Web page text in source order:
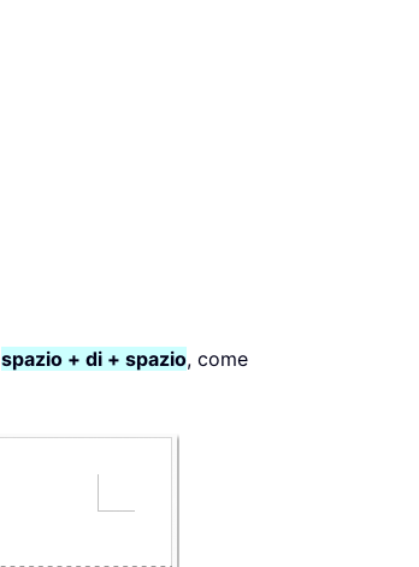
spazio + di + spazio, come